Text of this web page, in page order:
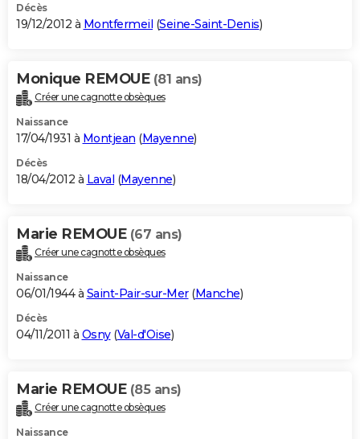
Décès
19/12/2012 à Montfermeil (Seine-Saint-Denis)
Monique REMOUE (81 ans)
Créer une cagnotte obsèques
Naissance
17/04/1931 à Montjean (Mayenne)
Décès
18/04/2012 à Laval (Mayenne)
Marie REMOUE (67 ans)
Créer une cagnotte obsèques
Naissance
06/01/1944 à Saint-Pair-sur-Mer(Manche)
Décès
04/11/2011 à Osny(Val-d'Oise)
Marie REMOUE (85 ans)
Créer une cagnotte obsèques
Naissance